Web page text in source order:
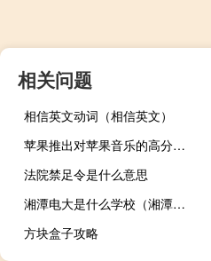
相关问题
相信英文动词（相信英文）
苹果推出对苹果音乐的高分辨率无损音频和空间音频支持
法院禁足令是什么意思
湘潭电大是什么学校（湘潭电大）
方块盒子攻略